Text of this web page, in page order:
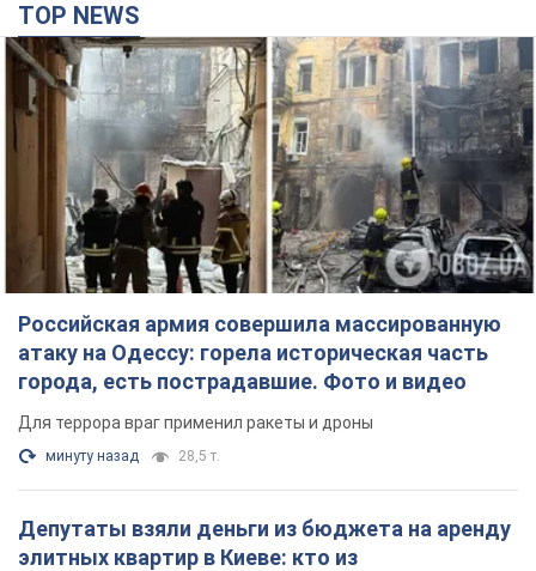
TOP NEWS
Российская армия совершила массированную
атаку на Одессу: горела историческая часть
города, есть пострадавшие. Фото и видео
Для террора враг применил ракеты и дроны
минуту назад 28,5 т.
Депутаты взяли деньги из бюджета на аренду
элитных квартир в Киеве: кто из